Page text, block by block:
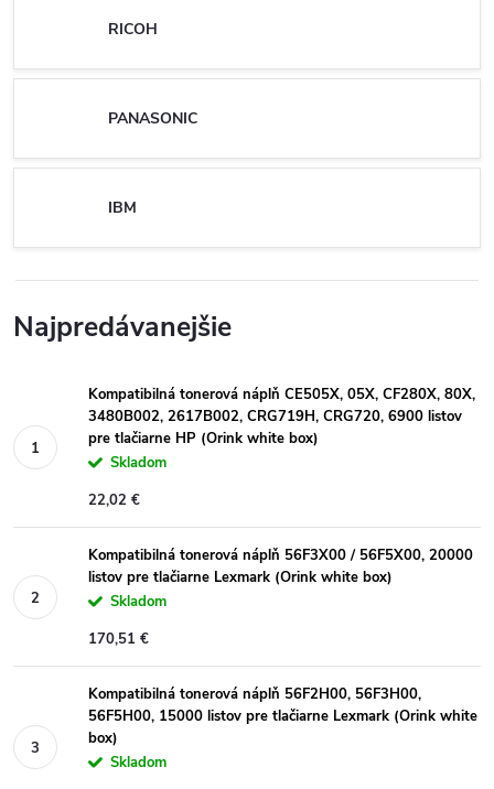
RICOH
PANASONIC
IBM
Najpredávanejšie
Kompatibilná tonerová náplň CE505X, 05X, CF280X, 80X,
3480B002, 2617B002, CRG719H, CRG720, 6900 listov
pre tlačiarne HP (Orink white box)
Skladom
22,02 €
Kompatibilná tonerová náplň 56F3X00 / 56F5X00, 20000
listov pre tlačiarne Lexmark (Orink white box)
Skladom
170,51 €
Kompatibilná tonerová náplň 56F2H00, 56F3H00,
56F5H00, 15000 listov pre tlačiarne Lexmark (Orink white
box)
Skladom